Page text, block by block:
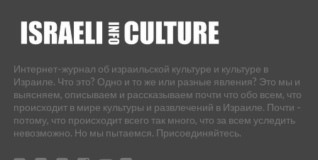
Интернет-журнал об израильской культуре и культуре в
Израиле. Что это? Одно и то же или разные явления? Это мы и
выясняем, описываем и рассказываем почти что обо всем, что
происходит в мире культуры и развлечений в Израиле. Почти -
потому, что происходит всего так много, что за всем уследить
невозможно. Но мы пытаемся. Присоединяйтесь.